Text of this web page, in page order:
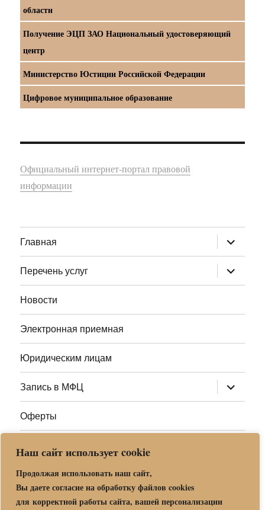
Наш сайт использует cookie
Продолжая использовать наш сайт,
Вы даете согласие на обработку файлов cookies
для корректной работы сайта, вашей персонализации
области
Получение ЭЦП ЗАО Национальный удостоверяющий
центр
Министерство Юстиции Российской Федерации
Цифровое муниципальное образование
Официальный интернет-портал правовой
информации
Главная раскрыть
дочернее
меню
Перечень услуг
раскрыть
дочернее
меню
Новости
Электронная приемная
Юридическим лицам
Запись в МФЦ раскрыть
дочернее
меню
Оферты
Адреса МФЦ МО